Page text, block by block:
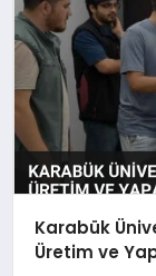
Karabük
Üretim ve